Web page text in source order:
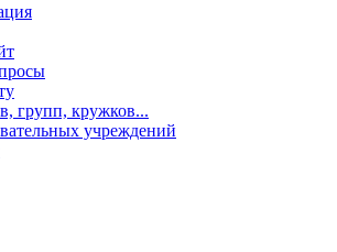
групп, кружков...
учреждений